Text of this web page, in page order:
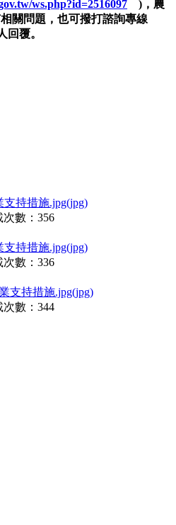
ws.php?id=2516097
)，農
關問題，也可撥打諮詢專線
回覆。
次數：356
次數：336
次數：344